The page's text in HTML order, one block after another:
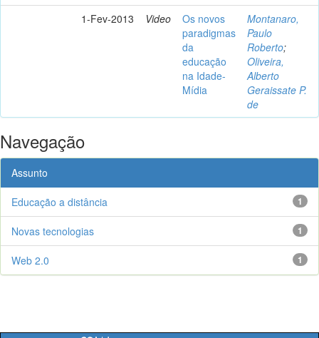
1-Fev-2013 Video
Os novos
paradigmas
da
educação
na Idade-
Mídia
Montanaro,
Paulo
Roberto;
Oliveira,
Alberto
Geraissate P.
de
Navegação
Assunto
1
Educação a distância
1
Novas tecnologias
1
Web 2.0